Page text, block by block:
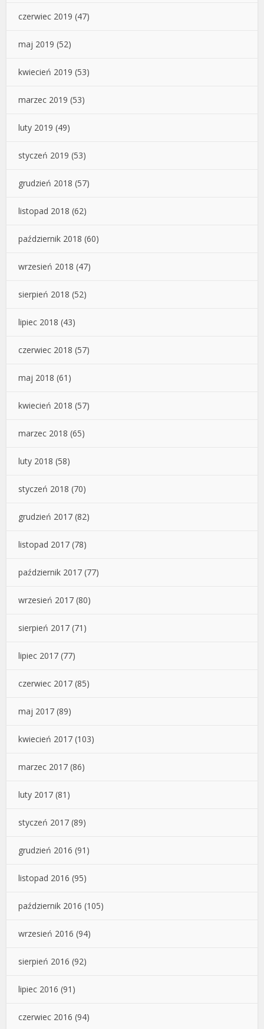
czerwiec 2019 (47)
maj 2019 (52)
kwiecień 2019 (53)
marzec 2019 (53)
luty 2019 (49)
styczeń 2019 (53)
grudzień 2018 (57)
listopad 2018 (62)
październik 2018 (60)
wrzesień 2018 (47)
sierpień 2018 (52)
lipiec 2018 (43)
czerwiec 2018 (57)
maj 2018 (61)
kwiecień 2018 (57)
marzec 2018 (65)
luty 2018 (58)
styczeń 2018 (70)
grudzień 2017 (82)
listopad 2017 (78)
październik 2017 (77)
wrzesień 2017 (80)
sierpień 2017 (71)
lipiec 2017 (77)
czerwiec 2017 (85)
maj 2017 (89)
kwiecień 2017 (103)
marzec 2017 (86)
luty 2017 (81)
styczeń 2017 (89)
grudzień 2016 (91)
listopad 2016 (95)
październik 2016 (105)
wrzesień 2016 (94)
sierpień 2016 (92)
lipiec 2016 (91)
czerwiec 2016 (94)